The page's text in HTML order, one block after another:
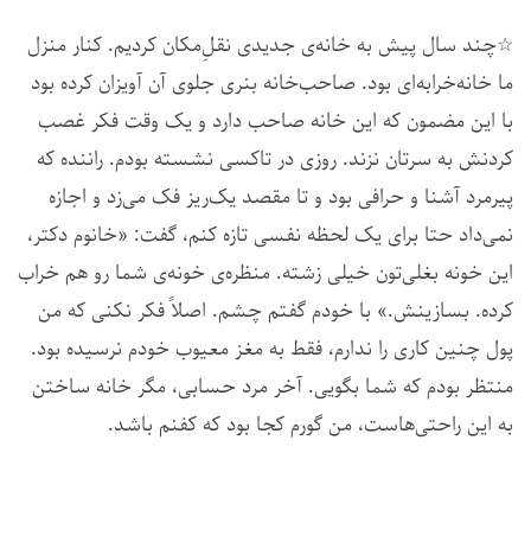
☆چند سال پیش به خانه‌ی جدیدی نقلِ‌مکان کردیم. کنار منزل
ما خانه‌خرابه‌ای بود. صاحب‌خانه بنری جلوی آن آویزان کرده بود
با این مضمون که این خانه صاحب دارد و یک وقت فکر غصب
کردنش به سرتان نزند. روزی در تاکسی نشسته بودم. راننده که
پیرمرد آشنا و حرافی بود و تا مقصد یک‌ریز فک می‌زد و اجازه
نمی‌داد حتا برای یک لحظه نفسی تازه کنم، گفت: «خانوم دکتر،
این خونه‌ بغلی‌تون خیلی زشته. منظره‌ی خونه‌ی شما رو هم خراب
کرده. بسازینش.» با خودم گفتم چشم. اصلاً فکر نکنی که من
پول چنین کاری را ندارم، فقط به مغز معیوب خودم نرسیده بود.
منتظر بودم که شما بگویی. آخر مرد حسابی، مگر خانه ساختن
به این راحتی‌هاست، من گورم کجا بود که کفنم باشد.